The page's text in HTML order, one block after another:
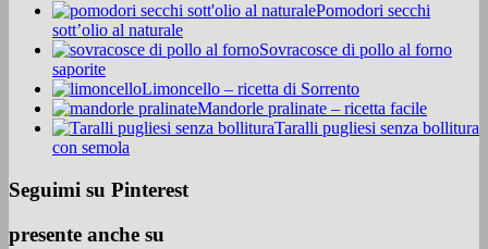
Pomodori secchi
sott’olio al naturale
Sovracosce di pollo al forno
saporite
Limoncello – ricetta di Sorrento
Mandorle pralinate – ricetta facile
Taralli pugliesi senza bollitura
con semola
Seguimi su Pinterest
presente anche su